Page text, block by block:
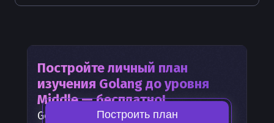
Постройте личный план
изучения Golangдо уровня
Middle — бесплатно!
Golang
— часть карты развития
Построить план